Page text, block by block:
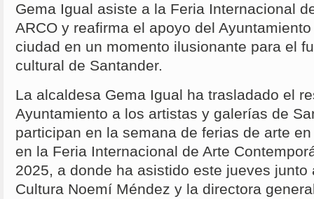
Gema Igual asiste a la Feria Internacional
ARCO y reafirma el apoyo del
ciudad en un momento ilusionante para el
cultural de Santander.
La alcaldesa Gema Igual ha trasladado el
Ayuntamiento a los artistas y galerías de
participan en la semana de ferias de arte
en la Feria Internacional de Arte
2025, a donde ha asistido este jueves junto
Cultura Noemí Méndez y la directora